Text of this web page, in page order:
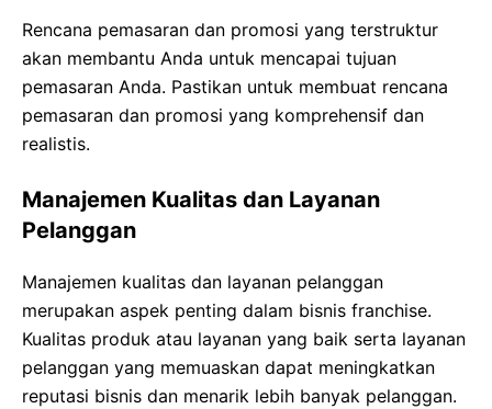
Rencana pemasaran dan promosi yang terstruktur
akan membantu Anda untuk mencapai tujuan
pemasaran Anda. Pastikan untuk membuat rencana
pemasaran dan promosi yang komprehensif dan
realistis.
Manajemen Kualitas dan Layanan
Pelanggan
Manajemen kualitas dan layanan pelanggan
merupakan aspek penting dalam bisnis franchise.
Kualitas produk atau layanan yang baik serta layanan
pelanggan yang memuaskan dapat meningkatkan
reputasi bisnis dan menarik lebih banyak pelanggan.